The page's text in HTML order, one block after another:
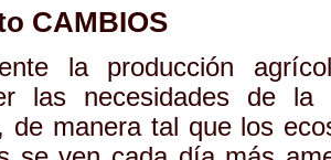
CAMBIOS
la producción
las necesidades de la
de manera tal que los